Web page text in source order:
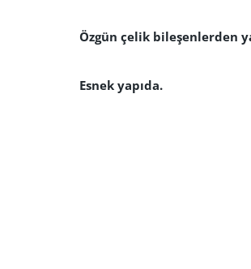
Özgün çelik bileşenlerden
Esnek yapıda.